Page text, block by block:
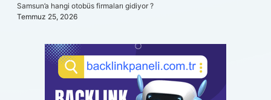
Samsun’a hangi otobüs firmaları gidiyor ?
Temmuz 25, 2026